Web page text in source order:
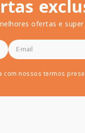
ofertas e
com nossos termos